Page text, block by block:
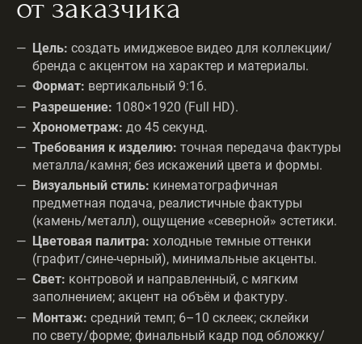
от заказчика
Цель: создать имиджевое видео для коллекции/
бренда с акцентом на характер и материалы.
Формат: вертикальный 9:16.
Разрешение: 1080×1920 (Full HD).
Хронометраж: до 45 секунд.
Требования к изделию: точная передача фактуры
металла/камня; без искажений цвета и формы.
Визуальный стиль: кинематографичная
предметная подача, реалистичные фактуры
(камень/металл), ощущение «северной» эстетики.
Цветовая палитра: холодные темные оттенки
(графит/сине-черный), минимальные акценты.
Свет: контровой и направленный, с мягким
заполнением; акцент на объём и фактуру.
Монтаж: средний темп; 6–10 склеек; склейки
по свету/форме; финальный кадр под обложку/